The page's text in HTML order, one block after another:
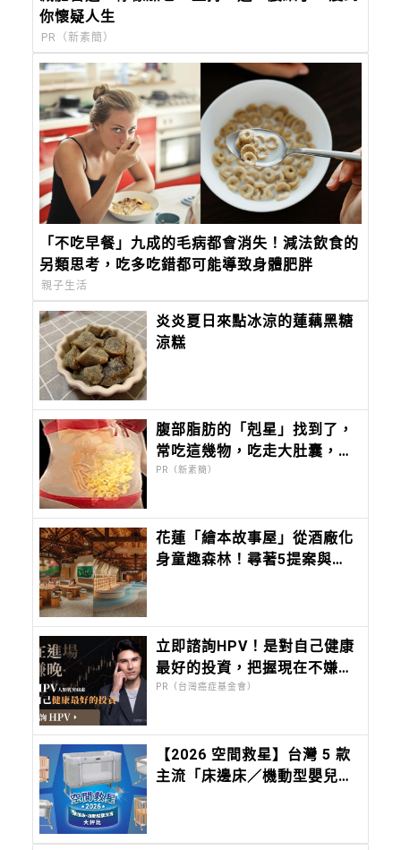
你懷疑人生
PR（新素簡）
「不吃早餐」九成的毛病都會消失！減法飲食的
另類思考，吃多吃錯都可能導致身體肥胖
親子生活
炎炎夏日來點冰涼的蓮藕黑糖
涼糕
腹部脂肪的「剋星」找到了，
常吃這幾物，吃走大肚囊，瘦
出小蠻腰
PR（新素簡）
花蓮「繪本故事屋」從酒廠化
身童趣森林！尋著5提案與孩
立即諮詢HPV！是對自己健康
最好的投資，把握現在不嫌
晚！
PR（台灣癌症基金會）
【2026 空間救星】台灣 5 款
主流「床邊床／機動型嬰兒
方